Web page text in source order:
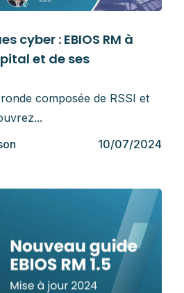
cyber : EBIOS RM à
et de ses
composée de RSSI et
10/07/2024